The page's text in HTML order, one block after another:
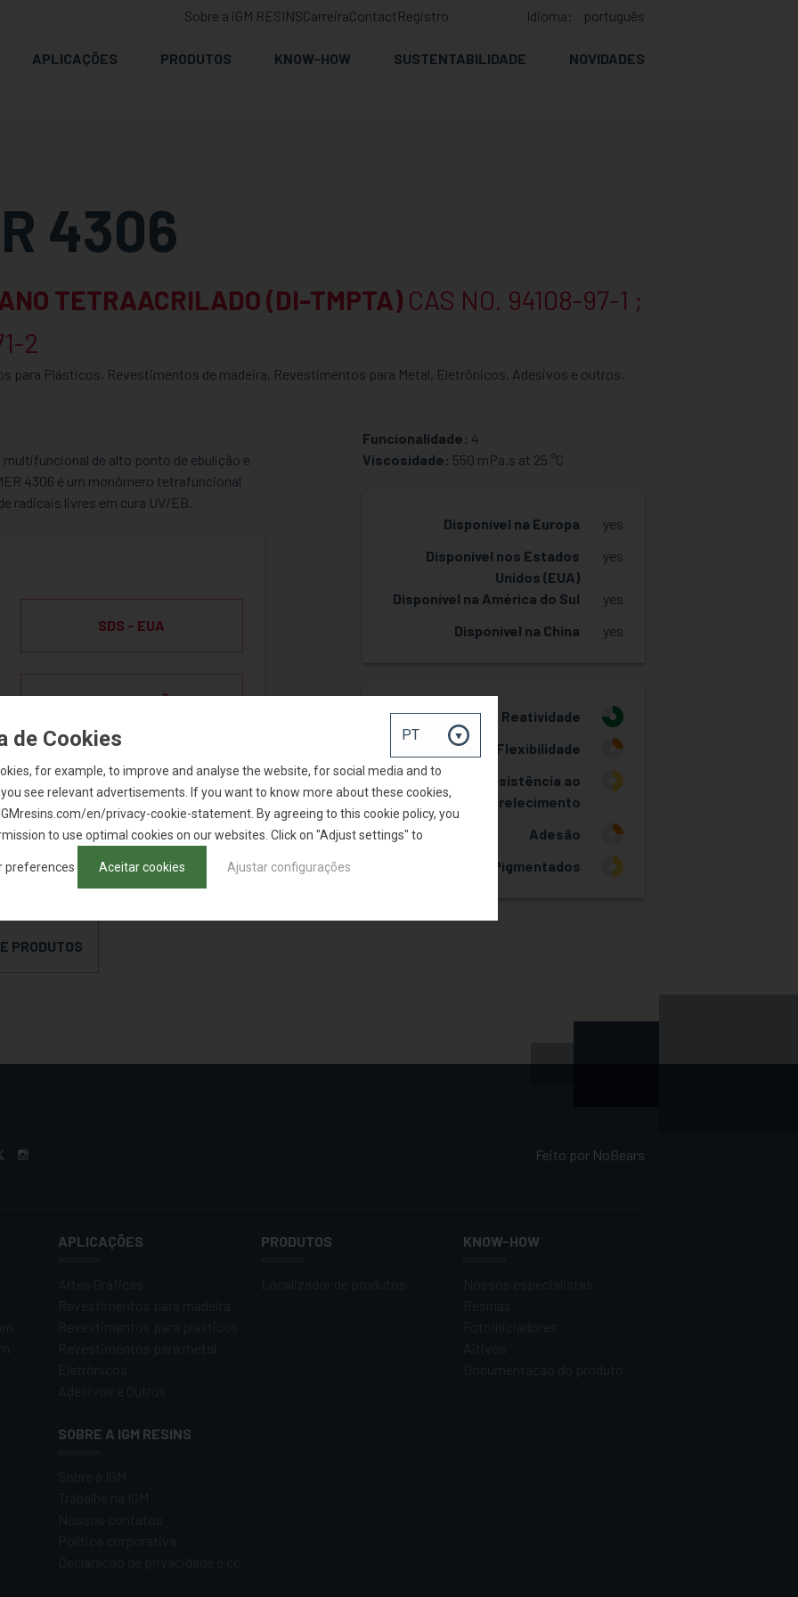
APLICAÇÕES PRODUTOS KNOW-HOW SUSTENTABILIDADE NOVIDADES
Idioma: português
Sobre a iGM RESINSCarreiraContactRegistro
4306
TETRAACRILADO (DI-TMPTA) CAS NO. 94108-97-1 ;
2
para Plásticos, Revestimentos de madeira, Revestimentos para Metal, Eletrônicos, Adesivos e outros,
multifuncional de alto ponto de ebulição e
4306 é um monômero tetrafuncional
radicais livres em cura UV/EB.
SDS - EUA
SDS - ALEMÃO
AMOSTRA
Funcionalidade: 4
Viscosidade: 550 mPa.s at 25 °C
Disponível na Europa
yes
Disponível nos Estados
Unidos (EUA)
yes
Disponível na América do Sul
yes
Disponível na China
yes
Reatividade
3
Flexibilidade
1
Resistência ao
amarelecimento
2
Adesão
1
Sistemas Pigmentados
2
PRODUTOS
Feito por NoBears
APLICAÇÕES PRODUTOS KNOW-HOW
SOBRE A IGM RESINS
de Cookies
for example, to improve and analyse the website, for social media and to
see relevant advertisements. If you want to know more about these cookies,
en/privacy-cookie-statement. By agreeing to this cookie policy, you
to use optimal cookies on our websites. Click on "Adjust settings" to
preferences Aceitar cookies Ajustar configurações